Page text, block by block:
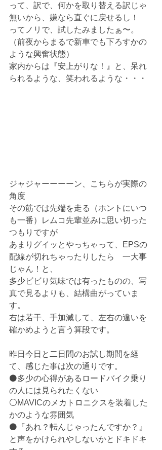
って、訳で、何かを取り替える訳じゃ
無いから、嫌なら直ぐに戻せるし！
ってノリで、試したみましたぁ〜。
（前夜からまるで新車でも下ろすかの
ような興奮状態）
家内からは『安上がりな！』と、呆れ
られるような、笑われるような・・・
ジャジャーーーーン、こちらが実際の
角度
その筋では先端を走る（ホントにいつ
も一番）レムコ先輩並みに思い切った
つもりですが
あまりグイッとやっちゃって、EPSの
配線が切れちゃったりしたら　一大事
じゃん！と、
多少ビビり気味では有ったものの、写
真で見るよりも、結構曲がっていま
す。
右は若干、手加減して、左右の違いを
確かめようと言う算段です。
昨日今日と二日間のお試し期間を経
て、感じた事は次の通りです。
⚫️多少の心得があるロードバイク乗り
の人には見られたくない
⚪️MAVICのメカトロニクスを装着した
かのような雰囲気
⚫️『あれ？転んじゃったんですか？』
と声をかけられやしないかとドキドキ